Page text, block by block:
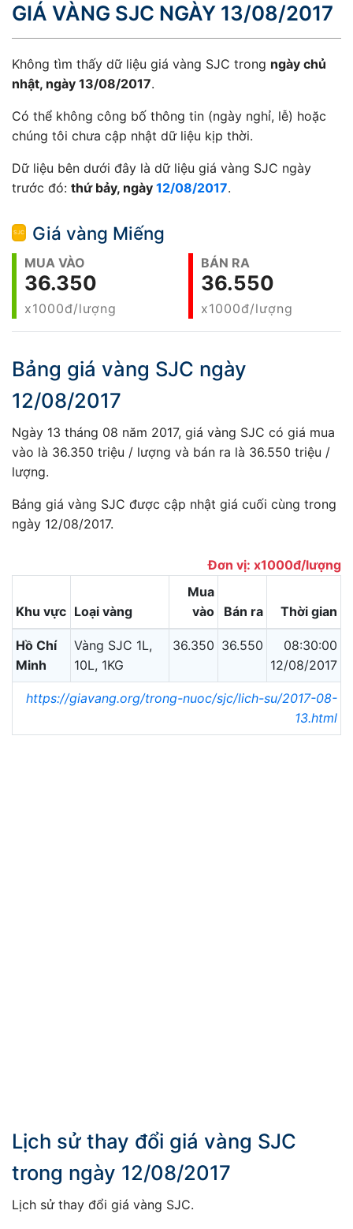
GIÁ VÀNG SJC NGÀY 13/08/2017
Không tìm thấy dữ liệu giá vàng SJC trong ngày chủ
nhật, ngày 13/08/2017.
Có thể không công bố thông tin (ngày nghỉ, lễ) hoặc
chúng tôi chưa cập nhật dữ liệu kịp thời.
Dữ liệu bên dưới đây là dữ liệu giá vàng SJC ngày
trước đó: thứ bảy, ngày 12/08/2017.
Giá vàng Miếng
MUA VÀO
36.350
x1000đ/lượng
BÁN RA
36.550
x1000đ/lượng
Bảng giá vàng SJC ngày
12/08/2017
Ngày 13 tháng 08 năm 2017, giá vàng SJC có giá mua
vào là 36.350 triệu / lượng và bán ra là 36.550 triệu /
lượng.
Bảng giá vàng SJC được cập nhật giá cuối cùng trong
ngày 12/08/2017.
Đơn vị: x1000đ/lượng
Khu vực Loại vàng
Mua
vào
Bán ra Thời gian
Hồ Chí
Minh
Vàng SJC 1L,
10L, 1KG
36.350 36.550
08:30:00
12/08/2017
https://giavang.org/trong-nuoc/sjc/lich-su/2017-08-
13.html
Lịch sử thay đổi giá vàng SJC
trong ngày 12/08/2017
Lịch sử thay đổi giá vàng SJC.